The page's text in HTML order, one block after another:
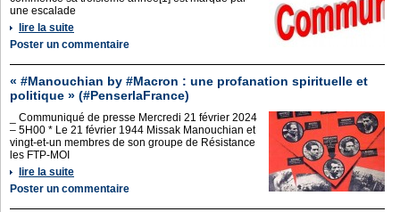
une escalade
lire la suite
Poster un commentaire
« #Manouchian by #Macron : une profanation spirituelle et
politique » (#PenserlaFrance)
_ Communiqué de presse Mercredi 21 février 2024
– 5H00 * Le 21 février 1944 Missak Manouchian et
vingt-et-un membres de son groupe de Résistance
les FTP-MOI
lire la suite
Poster un commentaire